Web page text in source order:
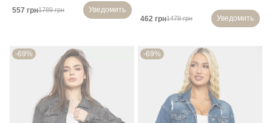
557 грн1789 грн Уведомить
462 грн1479 грн Уведомить
-69% -69%